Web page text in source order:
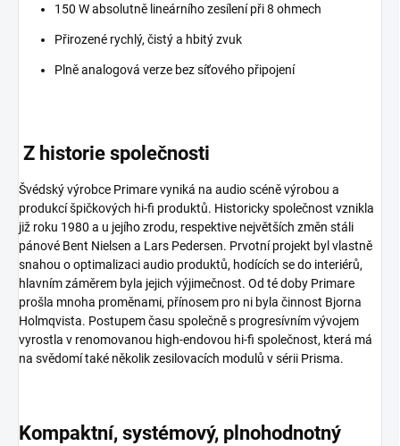
150 W absolutně lineárního zesílení při 8 ohmech
Přirozené rychlý, čistý a hbitý zvuk
Plně analogová verze bez síťového připojení
Z historie společnosti
Švédský výrobce Primare vyniká na audio scéně výrobou a
produkcí špičkových hi-fi produktů. Historicky společnost vznikla
již roku 1980 a u jejího zrodu, respektive největších změn stáli
pánové Bent Nielsen a Lars Pedersen. Prvotní projekt byl vlastně
snahou o optimalizaci audio produktů, hodících se do interiérů,
hlavním záměrem byla jejich výjimečnost. Od té doby Primare
prošla mnoha proměnami, přínosem pro ni byla činnost Bjorna
Holmqvista. Postupem času společně s progresívním vývojem
vyrostla v renomovanou high-endovou hi-fi společnost, která má
na svědomí také několik zesilovacích modulů v sérii Prisma.
Kompaktní, systémový, plnohodnotný